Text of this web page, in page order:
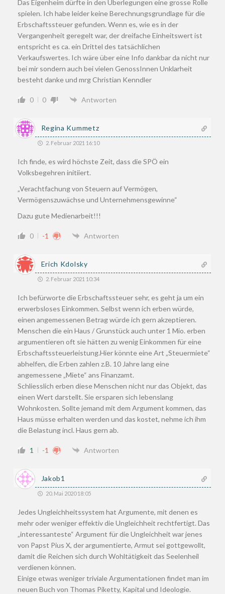
Das Eigenheim dürfte in den Überlegungen eine grosse Rolle
spielen. Ich habe leider keine Berechnungsgrundlage für die
Erbschaftssteuer gefunden. Wenn es, wie es in der
Vergangenheit geregelt war, der dreifache Einheitswert ist
entspricht es ca. ein Drittel des tatsächlichen
Verkaufswertes. Ich wäre über eine Info dankbar da nicht nur
bei mir sondern auch bei vielen GenossInnen Unklarheit
besteht danke und mrg Christian Kenndler
0 0 Antworten
Regina Kummetz
2. Februar 2021 16:10
Ich finde, es wird höchste Zeit, dass die SPÖ ein
Volksbegehren initiiert.
„Verachtfachung von Steuern auf Vermögen,
Vermögenszuwächse und Unternehmensgewinne“
Dazu gute Medienarbeit!!!
0 -1 Antworten
Erich Kdolsky
2. Februar 2021 10:34
Ich befürworte die Erbschaftssteuer sehr, es geht ja um ein
erwerbsloses Einkommen. Selbst wenn ich erben würde,
einen angemessenen Betrag würde ich gern akzeptieren.
Menschen die ein Haus / Grunstück auch unter 1 Mio. erben
argumentieren oft sie hätten zu wenig Einkommen für eine
Erbschaftssteuerleistung.Hier könnte eine Art „Steuermiete“
abhelfen, die Erben zahlen z.B. 10 Jahre lang eine
angemessene „Miete“ ans Finanzamt.
Schliesslich erben diese Menschen nicht nur das Objekt, das
einen Wert darstellt. Sie ersparen sich lebenslang
Wohnkosten. Sollte jemand mit dem Argument kommen, das
Haus müsse erhalten werden und das kostet, nehme ich ihm
die Belastung incl. Haus gern ab.
1 -1 Antworten
Jakob1
20. Mai 2020 18:05
Jedes Ungleichheitssystem hat Argumente, mit denen es
mehr oder weniger effektiv die Ungleichheit rechtfertigt. Das
„interessanteste“ Argument für die Ungleichheit war jenes
von Papst Pius X, der argumentierte, Armut sei gottgewollt,
damit die Reichen sich durch Wohltätigkeit das Seelenheil
verdienen können.
Einige etwas weniger triviale Argumentationen findet man im
neuen Buch von Thomas Piketty, Kapital und Ideologie.